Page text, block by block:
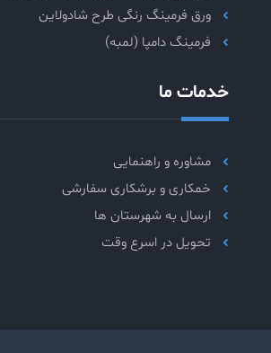
ورق فرمینگ رنگی طرح شادولاین
فرمینگ دامپا (لمبه)
خدمات ما
مشاوره و راهنمایی
خمکاری و برشکاری سفارشی
ارسال به شهرستان ها
تحویل در اسرع وقت